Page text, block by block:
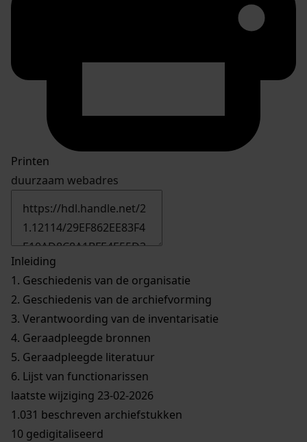
Printen
duurzaam webadres
Inleiding
1. Geschiedenis van de organisatie
2. Geschiedenis van de archiefvorming
3. Verantwoording van de inventarisatie
4. Geraadpleegde bronnen
5. Geraadpleegde literatuur
6. Lijst van functionarissen
laatste wijziging 23-02-2026
1.031 beschreven archiefstukken
10 gedigitaliseerd